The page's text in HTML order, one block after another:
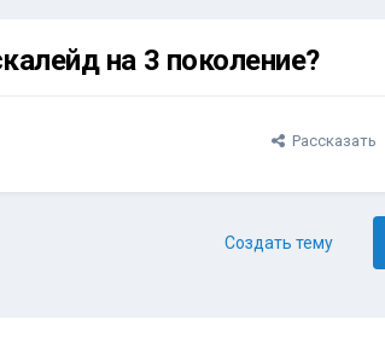
на 3 поколение?
Рассказать
Создать тему